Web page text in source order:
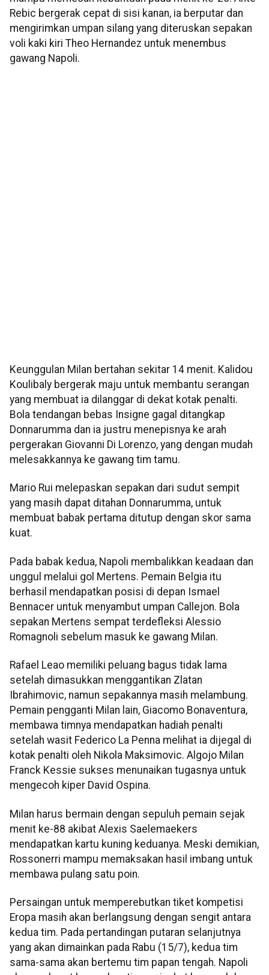
Rebic bergerak cepat di sisi kanan, ia berputar dan
mengirimkan umpan silang yang diteruskan sepakan
voli kaki kiri Theo Hernandez untuk menembus
gawang Napoli.
Keunggulan Milan bertahan sekitar 14 menit. Kalidou
Koulibaly bergerak maju untuk membantu serangan
yang membuat ia dilanggar di dekat kotak penalti.
Bola tendangan bebas Insigne gagal ditangkap
Donnarumma dan ia justru menepisnya ke arah
pergerakan Giovanni Di Lorenzo, yang dengan mudah
melesakkannya ke gawang tim tamu.
Mario Rui melepaskan sepakan dari sudut sempit
yang masih dapat ditahan Donnarumma, untuk
membuat babak pertama ditutup dengan skor sama
kuat.
Pada babak kedua, Napoli membalikkan keadaan dan
unggul melalui gol Mertens. Pemain Belgia itu
berhasil mendapatkan posisi di depan Ismael
Bennacer untuk menyambut umpan Callejon. Bola
sepakan Mertens sempat terdefleksi Alessio
Romagnoli sebelum masuk ke gawang Milan.
Rafael Leao memiliki peluang bagus tidak lama
setelah dimasukkan menggantikan Zlatan
Ibrahimovic, namun sepakannya masih melambung.
Pemain pengganti Milan lain, Giacomo Bonaventura,
membawa timnya mendapatkan hadiah penalti
setelah wasit Federico La Penna melihat ia dijegal di
kotak penalti oleh Nikola Maksimovic. Algojo Milan
Franck Kessie sukses menunaikan tugasnya untuk
mengecoh kiper David Ospina.
Milan harus bermain dengan sepuluh pemain sejak
menit ke-88 akibat Alexis Saelemaekers
mendapatkan kartu kuning keduanya. Meski demikian,
Rossonerri mampu memaksakan hasil imbang untuk
membawa pulang satu poin.
Persaingan untuk memperebutkan tiket kompetisi
Eropa masih akan berlangsung dengan sengit antara
kedua tim. Pada pertandingan putaran selanjutnya
yang akan dimainkan pada Rabu (15/7), kedua tim
sama-sama akan bertemu tim papan tengah. Napoli